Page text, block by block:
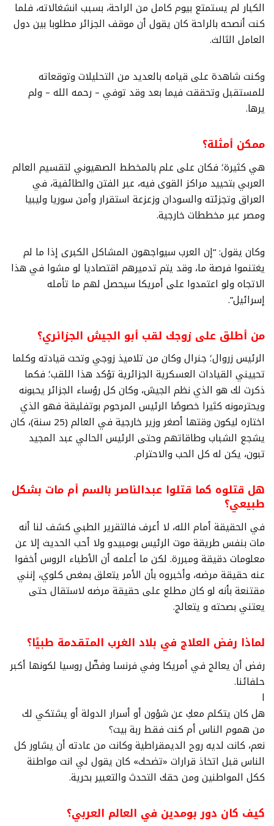
الكبار لم يستمتع بيوم كامل من الراحة، بسبب انشغالاته، فلما
كنت أنصحه بالراحة كان يقول أن موقف الجزائر مطلوبا بين دول
العامل الثالث.
وكنت شاهدة على قيامه بالعديد من التحليلات وتوقعاته
للمستقبل وتحققت فيما بعد وقد توفي – رحمه الله – ولم
يرها.
ممكن أمثلة؟
هي كثيرة؛ فكان على علم بالمخطط الصهيوني لتقسيم العالم
العربي بتحييد مراكز القوى فيه، عبر الفتن والطائفية، في
العراق وتجزئته والسودان وزعزعة استقرار وأمن سوريا وليبيا
ومصر عبر مخططات خارجية.
وكان يقول: “إن العرب سيواجهون المشاكل الكبرى إذا ما لم
يغتنموا فرصة ما، وقد يتم تدميرهم اقتصاديا لو مشوا في هذا
الاتجاه ولو اعتمدوا على أمريكا سيحصل لهم ما تأمله
إسرائيل”.
من أطلق على زوجك لقب أبو الجيش الجزائري؟
الرئيس زروال؛ جنرال وكان من تلاميذ زوجي وتحت قيادته وكلما
تحييني القيادات العسكرية الجزائرية تؤكد هذا اللقب؛ فكما
ذكرت لك هو الذي نظم الجيش، وكان كل رؤساء الجزائر يحبونه
ويحترمونه كثيرا خصوصًا الرئيس المرحوم بوتفليقة فهو الذي
اختاره ليكون وقتها أصغر وزير خارجية في العالم (25 سنة)، كان
يشجع الشباب وطاقاتهم وحتى الرئيس الحالي عبد المجيد
تبون، يكن له كل الحب والاحترام.
هل قتلوه كما قتلوا عبدالناصر بالسم أم مات بشكل
طبيعي؟
في الحقيقة أمام الله، لا أعرف فالتقرير الطبي كشف لنا أنه
مات بنفس طريقة موت الرئيس بومبيدو ولا أحب الحديث إلا عن
معلومات دقيقة ومبررة. لكن ما أعلمه أن الأطباء الروس أخفوا
عنه حقيقة مرضه، وأخبروه بأن الأمر يتعلق بمغص كلوي، إنني
مقتنعة بأنه لو كان مطلع على حقيقة مرضه لاستقال حتى
يعتني بصحته و يتعالج.
لماذا رفض العلاج في بلاد الغرب المتقدمة طبيًا؟
رفض أن يعالج في أمريكا وفي فرنسا وفضّل روسيا لكونها أكبر
حلفائنا.
ا
هل كان يتكلم معكِ عن شؤون أو أسرار الدولة أو يشتكي لك
من هموم الناس أم كنت فقط ربة بيت؟
نعم، كانت لديه روح الديمقراطية وكانت من عادته أن يشاور كل
الناس قبل اتخاذ قرارات «تضحك» كان يقول لي انت مواطنة
ككل المواطنين ومن حقك التحدث والتعبير بحرية.
كيف كان دور بومدين في العالم العربي؟